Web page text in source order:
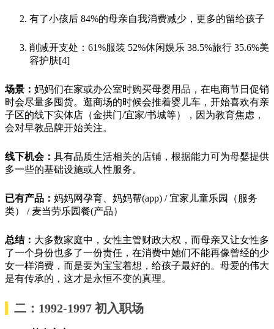
有了小孩后 84%的母亲自我消费减少，更多的留给孩子
削减开支处：61%服装 52%休闲娱乐 38.5%旅行 35.6%美
容护肤[4]
场景： 妈妈们在家或办公室时购买母婴用品，在电商节日促销
时会尽量多囤货。逛商场的时候会推着婴儿车，开始喜欢有亲
子区的线下实体店（金拱门/宜家/书城等），因为教育焦虑，
会对早教品牌开始关注。
线下机会： 具有品质生活相关的店铺，根据能力可为母婴提供
多一些的基础设施或人性服务。
已有产品： 妈妈网孕育、妈妈帮(app) / 宜家儿童乐园（服务
类） / 麦当劳乐园餐(产品）
总结： 大多数家庭中，女性主管财政大权，而母亲又让女性多
了一个身份也多了一份责任，在消费中她们不能再像曾经的少
女一样消费，而是要为宝宝着想，给孩子最好的。母爱的伟大
是有传承的，这才是永恒不变的真理。
二：1992-1997 初入职场